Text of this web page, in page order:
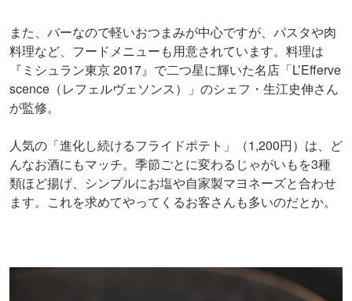
また、バーなので軽いおつまみが中心ですが、パスタや肉
料理など、フードメニューも用意されています。料理は
『ミシュラン東京 2017』で二つ星に輝いた名店「L’Efferve
scence（レフェルヴェソンス）」のシェフ・生江史伸さん
が監修。
人気の「進化し続けるフライドポテト」（1,200円）は、ど
んなお酒にもマッチ。季節ごとに変わるじゃがいもを3種
類ほど揚げ、シンプルにお塩や自家製マヨネーズと合わせ
ます。これを求めてやってくるお客さんも多いのだとか。